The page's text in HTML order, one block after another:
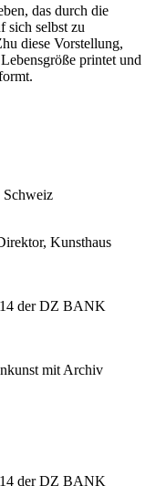
das durch die
sich selbst zu
diese Vorstellung,
printet und
Schweiz
Kunsthaus
der DZ BANK
mit Archiv
der DZ BANK